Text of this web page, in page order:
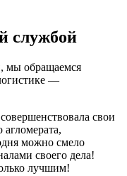
службой
мы обращаемся
—
свои
можно смело
своего дела!
лучшим!